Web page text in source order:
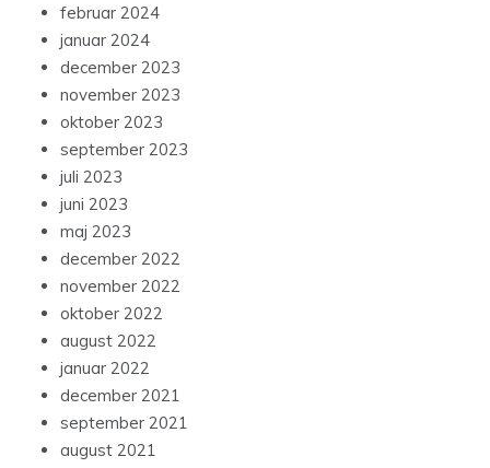
februar 2024
januar 2024
december 2023
november 2023
oktober 2023
september 2023
juli 2023
juni 2023
maj 2023
december 2022
november 2022
oktober 2022
august 2022
januar 2022
december 2021
september 2021
august 2021